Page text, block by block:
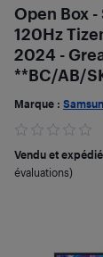
Open Box -
120Hz
2024 -
**BC/AB/
Marque :
Vendu et
évaluations)